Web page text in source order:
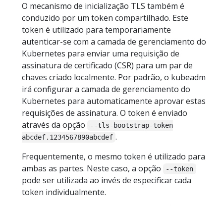
O mecanismo de inicialização TLS também é
conduzido por um token compartilhado. Este
token é utilizado para temporariamente
autenticar-se com a camada de gerenciamento do
Kubernetes para enviar uma requisição de
assinatura de certificado (CSR) para um par de
chaves criado localmente. Por padrão, o kubeadm
irá configurar a camada de gerenciamento do
Kubernetes para automaticamente aprovar estas
requisições de assinatura. O token é enviado
através da opção
--tls-bootstrap-token
abcdef.1234567890abcdef .
Frequentemente, o mesmo token é utilizado para
ambas as partes. Neste caso, a opção
--token
pode ser utilizada ao invés de especificar cada
token individualmente.